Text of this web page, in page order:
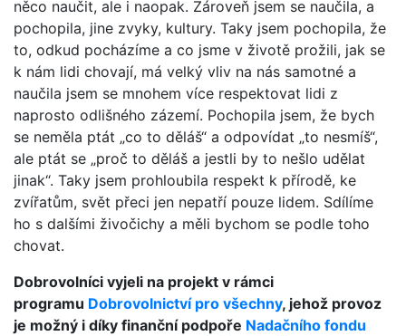
něco naučit, ale i naopak. Zároveň jsem se naučila, a
pochopila, jine zvyky, kultury. Taky jsem pochopila, že
to, odkud pocházíme a co jsme v životě prožili, jak se
k nám lidi chovají, má velký vliv na nás samotné a
naučila jsem se mnohem více respektovat lidi z
naprosto odlišného zázemí. Pochopila jsem, že bych
se neměla ptát „co to děláš“ a odpovídat „to nesmíš“,
ale ptát se „proč to děláš a jestli by to nešlo udělat
jinak“. Taky jsem prohloubila respekt k přírodě, ke
zvířatům, svět přeci jen nepatří pouze lidem. Sdílíme
ho s dalšími živočichy a měli bychom se podle toho
chovat.
Dobrovolníci vyjeli na projekt v rámci
programu Dobrovolnictví pro všechny, jehož provoz
je možný i díky finanční podpoře Nadačního fondu